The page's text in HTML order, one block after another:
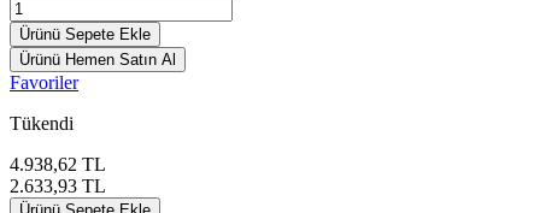
Ürünü Sepete Ekle
Ürünü Hemen Satın Al
Favoriler
Tükendi
4.938,62 TL
2.633,93 TL